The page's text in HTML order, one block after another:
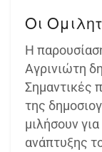
Οι
Η
Αγρινιώτη
Σημαντικές
της
μιλήσουν
ανάπτυξης